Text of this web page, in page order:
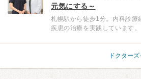
元気にする～
札幌駅から徒歩1分。内科診療
疾患の治療を実践しています。
ドクター